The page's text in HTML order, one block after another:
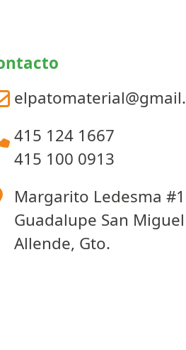
página
producto
415 124 1667
415 100 0913
Margarito Ledesma
Guadalupe San
Allende, Gto.